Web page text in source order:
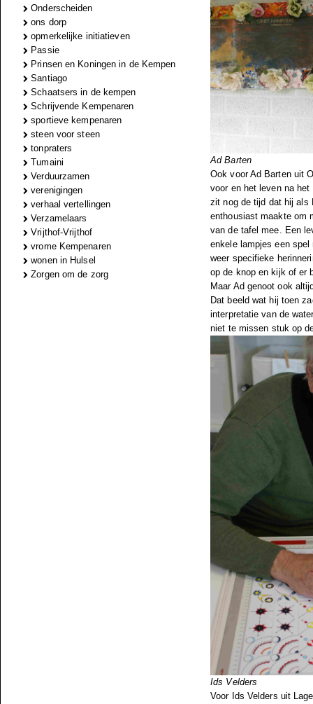
Onderscheiden
ons dorp
opmerkelijke initiatieven
Passie
Prinsen en Koningen in de Kempen
Santiago
Schaatsers in de kempen
Schrijvende Kempenaren
sportieve kempenaren
steen voor steen
tonpraters
Tumaini
Verduurzamen
verenigingen
verhaal vertellingen
Verzamelaars
Vrijthof-Vrijthof
vrome Kempenaren
wonen in Hulsel
Zorgen om de zorg
Ad Barten
Ook voor Ad Barten uit
voor en het leven na
zit nog de tijd dat hij als
enthousiast maakte om
van de tafel mee. Een
enkele lampjes een
weer specifieke
op de knop en kijk of er
Maar Ad genoot ook
Dat beeld wat hij toen
interpretatie van de
niet te missen stuk op
Ids Velders
Voor Ids Velders uit